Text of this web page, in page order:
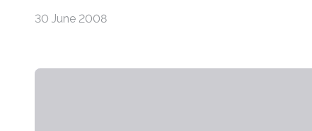
30 June 2008